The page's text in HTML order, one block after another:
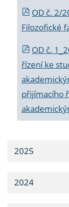
OD č. 2/
Filozofické
OD č.
řízení ke
přijímacího
2025
2024